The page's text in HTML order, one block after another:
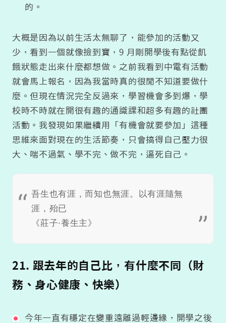
的。
大概是因為以前生活太無聊了，能參加的活動又
少，看到一個就像撿到寶，9 月剛開學後有點從飢
餓狀態走出來什麼都想做。之前我看到中電有活動
就會馬上報名，因為我當時真的很閒不知道要做什
麼。但現在情況完全反過來，學習機會多到爆，學
校時不時就在開很有趣的通識課和超多有趣的社團
活動。我發現如果繼續用「有機會就要參加」這種
思維來面對現在的生活節奏，只會搞得自己壓力很
大、喘不過氣、學不完、做不完，逼死自己。
吾生也有涯，而知也無涯。以有涯隨無
涯，殆已
《莊子·養生主》
21. 跟去年的自己比，有什麼不同（財
務、身心健康、快樂）
今年一直有穩定在變重遠離過輕邊緣，開學之後